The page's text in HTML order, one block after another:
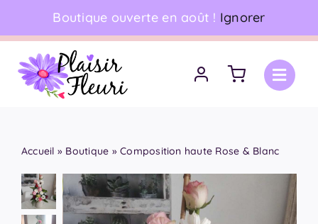
Boutique ouverte en août ! Ignorer
06 18 17 18 94 •Livraison à domicile
Accueil » Boutique »Composition haute Rose & Blanc